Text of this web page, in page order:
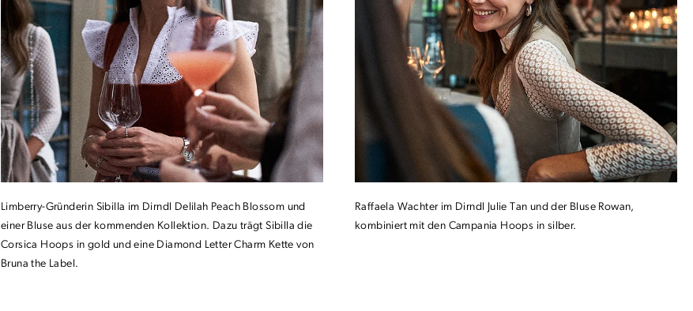
Limberry-Gründerin Sibilla im Dirndl Delilah Peach Blossom und
einer Bluse aus der kommenden Kollektion. Dazu trägt Sibilla die
Corsica Hoops in gold und eine Diamond Letter Charm Kette von
Bruna the Label.
Raffaela Wachter im Dirndl Julie Tan und der Bluse Rowan,
kombiniert mit den Campania Hoops in silber.